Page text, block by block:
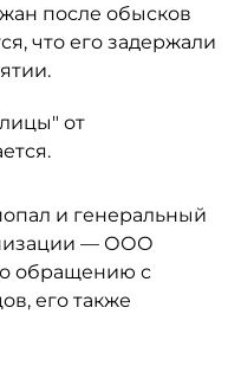
после обысков
что его задержали
от
и генеральный
— ООО
обращению с
его также